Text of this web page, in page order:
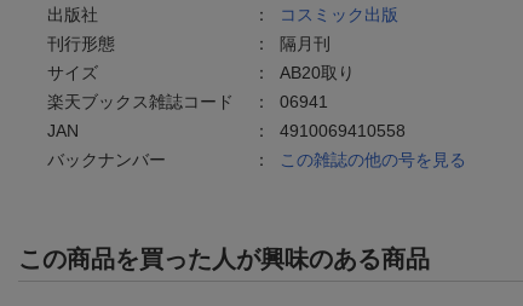
出版社
：
コスミック出版
刊行形態
：
隔月刊
サイズ
： AB20取り
楽天ブックス雑誌コード
： 06941
JAN
： 4910069410558
バックナンバー
： この雑誌の他の号を見る
この商品を買った人が興味のある商品